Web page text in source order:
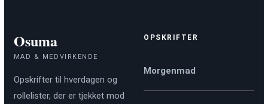
Osuma
MAD & MEDVIRKENDE
Opskrifter til hverdagen og
rollelister, der er tjekket mod
OPSKRIFTER
Morgenmad